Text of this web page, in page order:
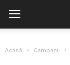
Acasă Campanii